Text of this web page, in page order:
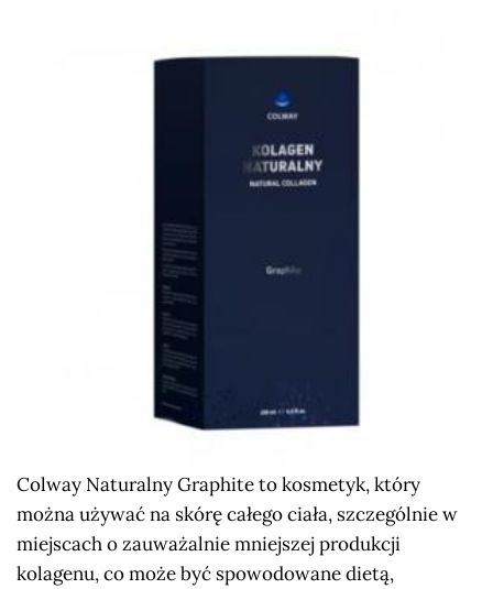
Colway Naturalny Graphite to kosmetyk, który
można używać na skórę całego ciała, szczególnie w
miejscach o zauważalnie mniejszej produkcji
kolagenu, co może być spowodowane dietą,